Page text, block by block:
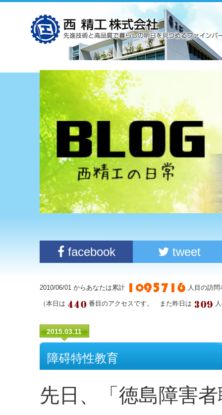
facebook tweet
2010/06/01 からあなたは累計 人目の訪
（本日は 番目のアクセスです。 また昨日は
2015.03.11
障碍特性教育
先日、「徳島障害